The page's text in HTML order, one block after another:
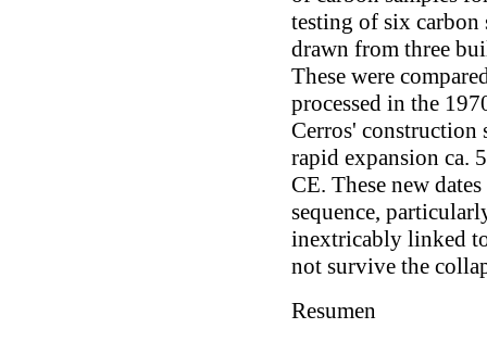
testing of six carbon
drawn from three
These were
processed in the
Cerros' construction
rapid expansion ca.
CE. These new
sequence,
inextricably linked
not survive the
Resumen